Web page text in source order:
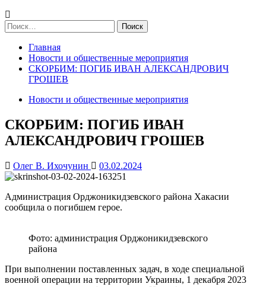
Найти:
Главная
Новости и общественные мероприятия
СКОРБИМ: ПОГИБ ИВАН АЛЕКСАНДРОВИЧ
ГРОШЕВ
Новости и общественные мероприятия
СКОРБИМ: ПОГИБ ИВАН
АЛЕКСАНДРОВИЧ ГРОШЕВ
Олег В. Ихочунин 03.02.2024
Администрация Орджоникидзевского района Хакасии
сообщила о погибшем герое.
Фото: администрация Орджоникидзевского
района
При выполнении поставленных задач, в ходе специальной
военной операции на территории Украины, 1 декабря 2023